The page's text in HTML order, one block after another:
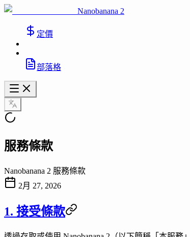
Nanobanana 2
定價
部落格
服務條款
Nanobanana 2 服務條款
2月 27, 2026
1. 接受條款